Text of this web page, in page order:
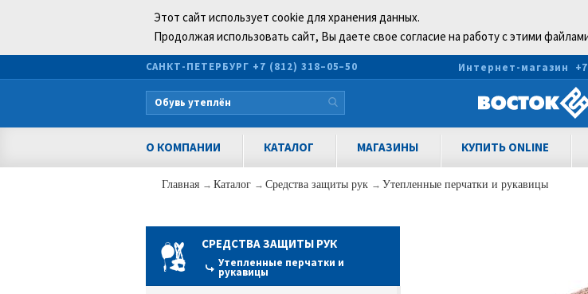
Этот сайт использует cookie для хранения данных.
Продолжая использовать сайт, Вы даете свое согласие на работу с этими
САНКТ-ПЕТЕРБУРГ +7 (812) 318–05–50 Интернет-магазин
О КОМПАНИИ КАТАЛОГ МАГАЗИНЫ КУПИТЬ ONLINE
Главная → Каталог → Средства защиты рук → Утепленные перчатки и рукавицы
СРЕДСТВА ЗАЩИТЫ РУК
Утепленные перчатки и
рукавицы